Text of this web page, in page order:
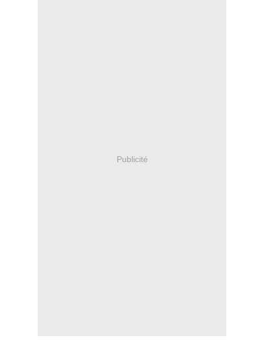
Publicité